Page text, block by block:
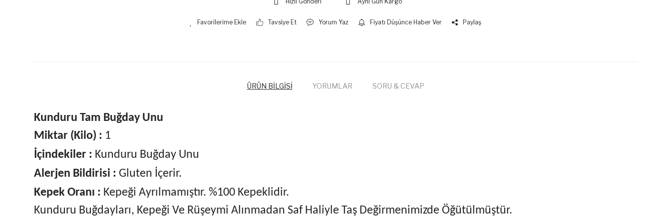
Tavsiye Et Yorum Yaz Fiyatı Düşünce Haber Ver Paylaş
ÜRÜN BİLGİSİ YORUMLAR SORU & CEVAP
Kunduru Tam Buğday Unu
Miktar (Kilo) : 1
İçindekiler : Kunduru Buğday Unu
Alerjen Bildirisi : Gluten İçerir.
Kepek Oranı : Kepeği Ayrılmamıştır. %100 Kepeklidir.
Kunduru Buğdayları, Kepeği Ve Rüşeymi Alınmadan Saf Haliyle Taş Değirmenimizde Öğütülmüştür.